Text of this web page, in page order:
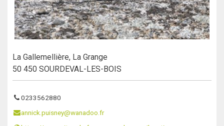
La Gallemellière, La Grange
50 450 SOURDEVAL-LES-BOIS
0233562880
annick.puisney@wanadoo.fr